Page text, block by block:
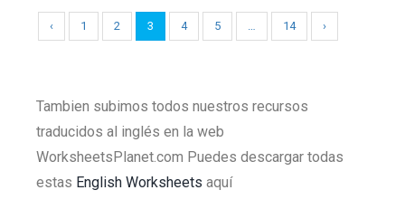
‹ 1 2 3 4 5 14 ›
Tambien subimos todos nuestros recursos
traducidos al inglés en la web
WorksheetsPlanet.com Puedes descargar todas
estas English Worksheets aquí